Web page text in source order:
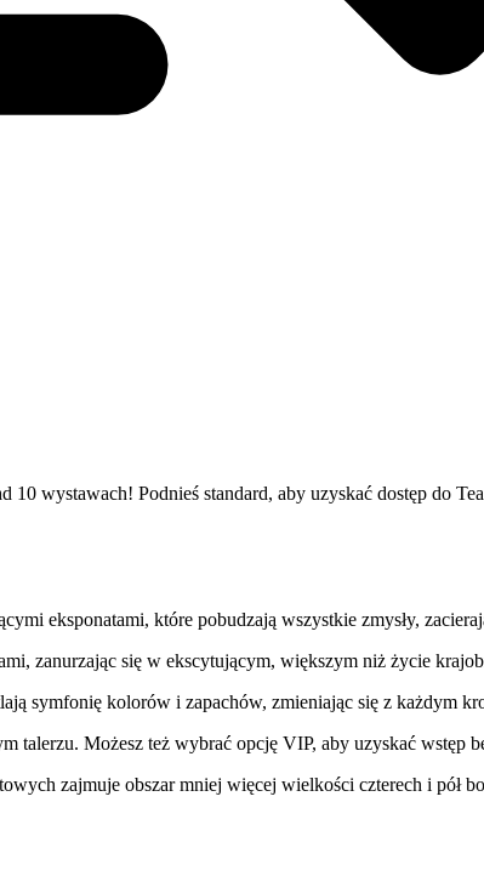
wystawach! Podnieś standard, aby uzyskać dostęp do
eksponatami, które pobudzają wszystkie zmysły,
zanurzając się w ekscytującym, większym niż życie
symfonię kolorów i zapachów, zmieniając się z każdym
talerzu. Możesz też wybrać opcję VIP, aby uzyskać wstęp
zajmuje obszar mniej więcej wielkości czterech i pół